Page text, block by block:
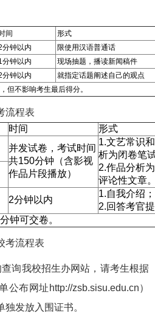
间
形式
分钟以内
限使用汉语普通话
分钟以内
现场抽题，播读新闻稿件
分钟以内
就指定话题阐述自己的观点
但不影响考生最后得分。
流程表
时间
形式
并发试卷，考试时间
共150分钟（含影视
作品片段播放）
1.文艺常识
析为闭卷笔
2.作品分析
评论性文章
2分钟以内
1.自我介绍；
2.回答考官
钟可交卷。
考流程表
询我校招生办网站，请考生根据
公布网址http://zsb.sisu.edu.cn）
发放入围证书。